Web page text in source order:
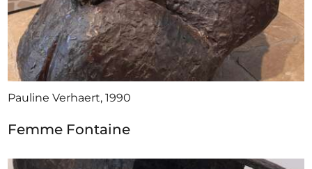
Monteyne, kleuren haar bronsgieten, en Guy
Leclercq onderwees haar de schilderkunst.
Het oeuvre van Pauline Verhaert bestaat uit
kleisculpturen, bronzen beelden, pastels en
schilderijen. Van haar bronzen sculpturen bestaan ​​​​
geen duplicaten. Ze heeft geëxposeerd in Gent,
Evian-les-Bain en Genève.
Pauline Verhaert, 1990
Femme Fontaine